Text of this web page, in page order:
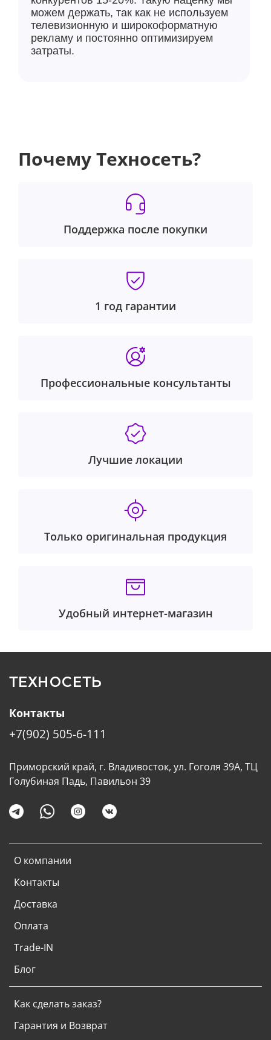
можем держать, так как не используем
телевизионную и широкоформатную
рекламу и постоянно оптимизируем
затраты.
Почему Техносеть?
Поддержка после покупки
1 год гарантии
Профессиональные консультанты
Лучшие локации
Только оригинальная продукция
Удобный интернет-магазин
ТЕХНОСЕТЬ
О компании
Контакты
Доставка
Оплата
Trade-IN
Блог
Как сделать заказ?
Гарантия и Возврат
Контакты
+7(902) 505-6-111
Приморский край, г. Владивосток, ул. Гоголя 39А, ТЦ
Голубиная Падь, Павильон 39